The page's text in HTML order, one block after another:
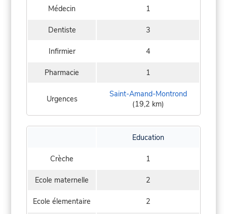
Médecin 1
Dentiste 3
Infirmier 4
Pharmacie 1
Urgences
Saint-Amand-Montrond
(19,2 km)
Education
Crèche 1
Ecole maternelle 2
Ecole élementaire 2